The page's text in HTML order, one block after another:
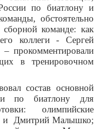
по биатлону и
обстоятельно
команде: как
коллеги - Сергей
прокомментировали
в тренировочном
состав основной
по биатлону для
олимпийские
и Дмитрий Малышко;